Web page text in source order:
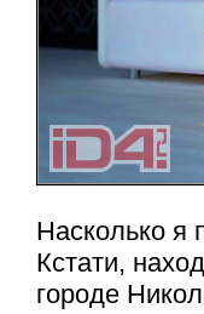
Насколько я
Кстати,
городе